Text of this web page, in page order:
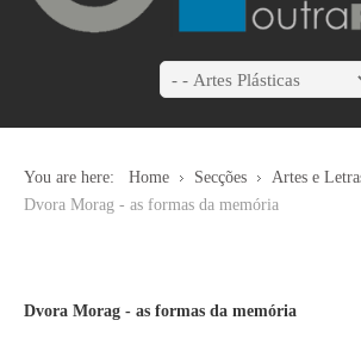
You are here: Home Secções Artes e
Dvora Morag - as formas da memória
Dvora Morag - as formas da memória